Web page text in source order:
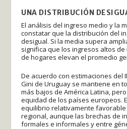
UNA DISTRIBUCIÓN
El análisis del ingreso medio y la
constatar que la distribución del
desigual. Si la media supera
significa que los ingresos altos
de hogares elevan el promedio
De acuerdo con estimaciones del
Gini de Uruguay se mantiene en
más bajos de América Latina,
equidad de los países europeos.
equilibrio relativamente
regional, aunque las brechas de
formales e informales y entre